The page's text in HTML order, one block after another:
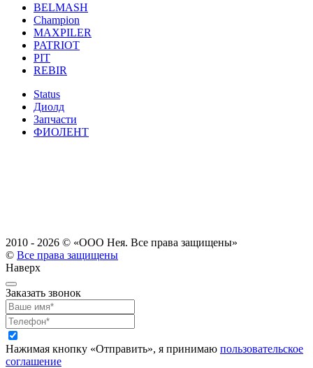
BELMASH
Champion
MAXPILER
PATRIOT
PIT
REBIR
Status
Диолд
Запчасти
ФИОЛЕНТ
2010 - 2026 © «ООО Нея. Все права защищены»
© Все права защищены
Наверх
Заказать звонок
Нажимая кнопку «Отправить», я принимаю пользовательское
соглашение